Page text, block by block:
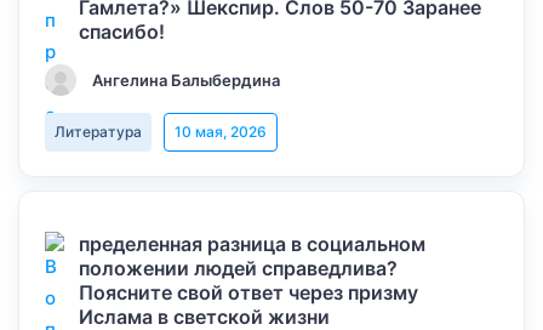
Гамлета?» Шекспир. Слов 50-70 Заранее
спасибо!
Ангелина Балыбердина
Литература 10 мая, 2026
пределенная разница в социальном
положении людей справедлива?
Поясните свой ответ через призму
Ислама в светской жизни